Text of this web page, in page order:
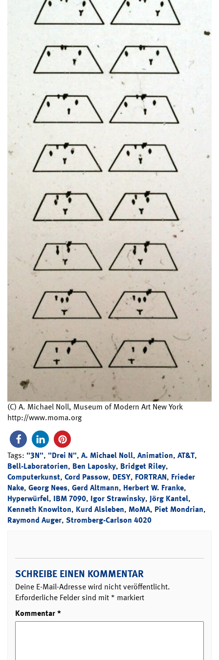
(C) A. Michael Noll, Museum of Modern Art New York
http://www.moma.org
Tags: "3N", "Drei N", A. Michael Noll, Animation, AT&T,
Bell-Laboratorien, Ben Laposky, Bridget Riley,
Computerkunst, Cord Passow, DESY, FORTRAN, Frieder
Nake, Georg Nees, Gerd Altmann, Herbert W. Franke,
Hyperwürfel, IBM 7090, Igor Strawinsky, Jörg Kantel,
Kenneth Knowlton, Kurd Alsleben, MoMA, Piet Mondrian,
Raymond Auger, Stromberg-Carlson 4020
SCHREIBE EINEN KOMMENTAR
Deine E-Mail-Adresse wird nicht veröffentlicht.
Erforderliche Felder sind mit * markiert
Kommentar*